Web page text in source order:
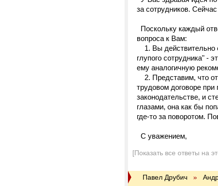
за сотрудников.
Поскольку каждый
вопроса к Вам:
1. Вы действительно
глупого сотрудника"
ему аналогичную
2. Представим, что
трудовом договоре при
законодательстве, и
глазами, она как бы
где-то за поворотом.
С уважением,
[Показать все ответы на
Павел Друбич »